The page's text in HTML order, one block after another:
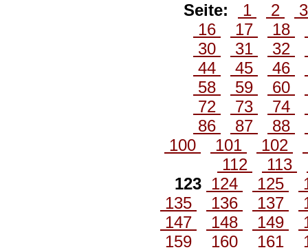
Seite: 1 2
16
17 18
30
31 32
44
45 46
58
59 60
72
73 74
86
87 88
100
101 102
112
113
123 124 125
135
136 137
147
148 149
159
160 161